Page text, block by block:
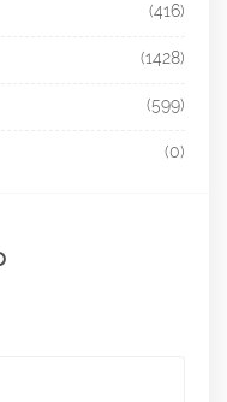
(416)
(1428)
(599)
(0)